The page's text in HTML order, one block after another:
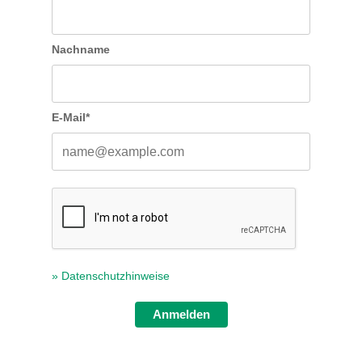
Nachname
E-Mail*
» Datenschutzhinweise
Anmelden